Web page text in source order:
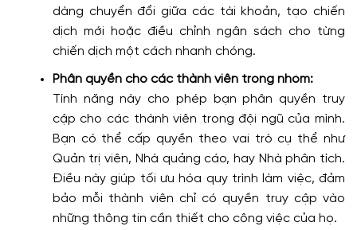
dàng chuyển đổi giữa các tài khoản, tạo chiến
dịch mới hoặc điều chỉnh ngân sách cho từng
chiến dịch một cách nhanh chóng.
Phân quyền cho các thành viên trong nhóm:
Tính năng này cho phép bạn phân quyền truy
cập cho các thành viên trong đội ngũ của mình.
Bạn có thể cấp quyền theo vai trò cụ thể như
Quản trị viên, Nhà quảng cáo, hay Nhà phân tích.
Điều này giúp tối ưu hóa quy trình làm việc, đảm
bảo mỗi thành viên chỉ có quyền truy cập vào
những thông tin cần thiết cho công việc của họ.